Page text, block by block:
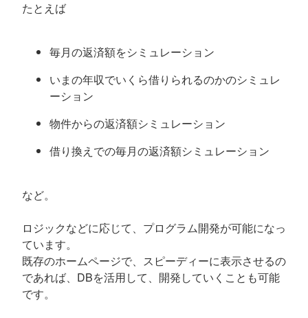
たとえば
毎月の返済額をシミュレーション
いまの年収でいくら借りられるのかのシミュレ
ーション
物件からの返済額シミュレーション
借り換えでの毎月の返済額シミュレーション
など。
ロジックなどに応じて、プログラム開発が可能になっ
ています。
既存のホームページで、スピーディーに表示させるの
であれば、DBを活用して、開発していくことも可能
です。